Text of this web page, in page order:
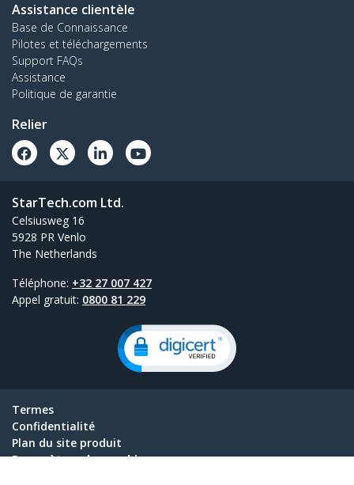
Assistance clientèle
Base de Connaissance
Pilotes et téléchargements
Support FAQs
Assistance
Politique de garantie
Relier
StarTech.com Ltd.
Celsiusweg 16
5928 PR Venlo
The Netherlands
Téléphone: +32 27 007 427
Appel gratuit: 0800 81 229
Termes
Confidentialité
Plan du site produit
Paramètres des cookies